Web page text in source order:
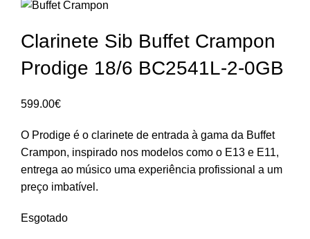
Clarinete Sib Buffet Crampon
Prodige 18/6 BC2541L-2-0GB
599.00€
O Prodige é o clarinete de entrada à gama da Buffet
Crampon, inspirado nos modelos como o E13 e E11,
entrega ao músico uma experiência profissional a um
preço imbatível.
Esgotado